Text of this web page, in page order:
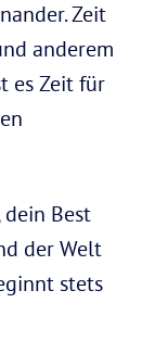
Zeit
anderem
es Zeit für
Best
der Welt
stets